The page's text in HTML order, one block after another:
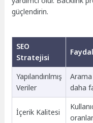
güçlendirin.
SEO
Stratejisi
Yapılandırılmış
Veriler
daha
İçerik Kalitesi